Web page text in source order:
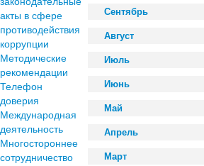
акты в сфере
противодействия
коррупции
Методические
рекомендации
Телефон
доверия
Международная
деятельность
Многостороннее
сотрудничество
Сентябрь
Август
Июль
Июнь
Май
Апрель
Март